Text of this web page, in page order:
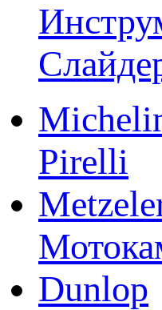
Pirelli
Dunlop